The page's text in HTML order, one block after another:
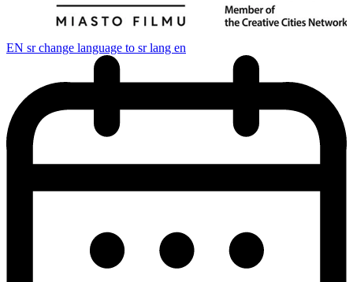
EN sr change language to sr lang en